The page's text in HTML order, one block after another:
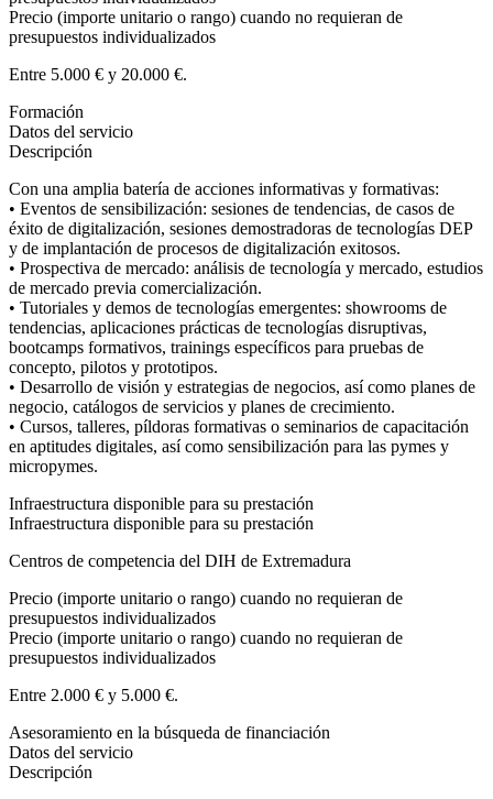
Precio (importe unitario o rango) cuando no requieran de
presupuestos individualizados
Entre 5.000 € y 20.000 €.
Formación
Datos del servicio
Descripción
Con una amplia batería de acciones informativas y formativas:
• Eventos de sensibilización: sesiones de tendencias, de casos de
éxito de digitalización, sesiones demostradoras de tecnologías DEP
y de implantación de procesos de digitalización exitosos.
• Prospectiva de mercado: análisis de tecnología y mercado, estudios
de mercado previa comercialización.
• Tutoriales y demos de tecnologías emergentes: showrooms de
tendencias, aplicaciones prácticas de tecnologías disruptivas,
bootcamps formativos, trainings específicos para pruebas de
concepto, pilotos y prototipos.
• Desarrollo de visión y estrategias de negocios, así como planes de
negocio, catálogos de servicios y planes de crecimiento.
• Cursos, talleres, píldoras formativas o seminarios de capacitación
en aptitudes digitales, así como sensibilización para las pymes y
micropymes.
Infraestructura disponible para su prestación
Infraestructura disponible para su prestación
Centros de competencia del DIH de Extremadura
Precio (importe unitario o rango) cuando no requieran de
presupuestos individualizados
Precio (importe unitario o rango) cuando no requieran de
presupuestos individualizados
Entre 2.000 € y 5.000 €.
Asesoramiento en la búsqueda de financiación
Datos del servicio
Descripción